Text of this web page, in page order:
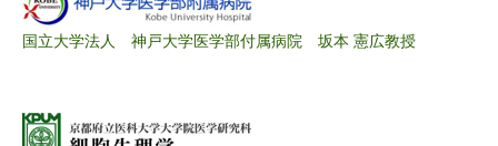
国立大学法人 神戸大学医学部付属病院 坂本 憲広教授